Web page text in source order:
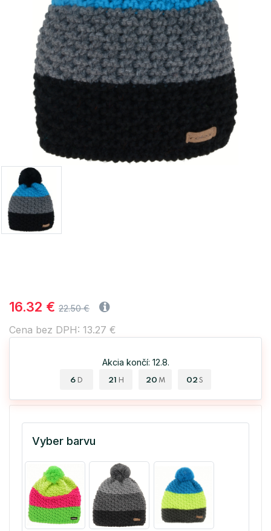
16.32 € 22.50 €
Cena bez DPH: 13.27 €
Akcia končí: 12.8.
6 D 21 H 20 M 01 S
Vyber barvu